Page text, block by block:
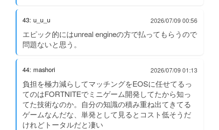
43: u_u_u 2026/07/09 00:56
エピック的にはunreal engineの方で払ってもらうので
問題ないと思う。
44: mashori 2026/07/09 01:13
負担を極力減らしてマッチングをEOSに任せてるっ
てのはFORTNITEでミニゲーム開発してたから知っ
てた技術なのか。自分の知識の積み重ね出てきてる
ゲームなんだな、単発として見るとコスト低そうだ
けれどトータルだと凄い